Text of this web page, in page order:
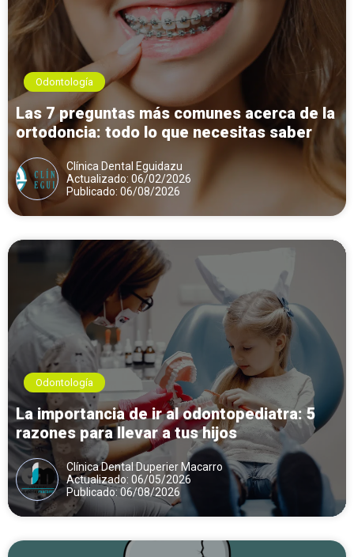
Odontología
Las 7 preguntas más comunes acerca de la
ortodoncia: todo lo que necesitas saber
Clínica Dental Eguidazu
Actualizado: 06/02/2026
Publicado: 06/08/2026
Odontología
La importancia de ir al odontopediatra: 5
razones para llevar a tus hijos
Clínica Dental Duperier Macarro
Actualizado: 06/05/2026
Publicado: 06/08/2026